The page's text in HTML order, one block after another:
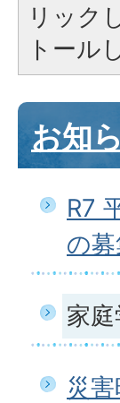
リック
トール
お知
R7
の
家
災